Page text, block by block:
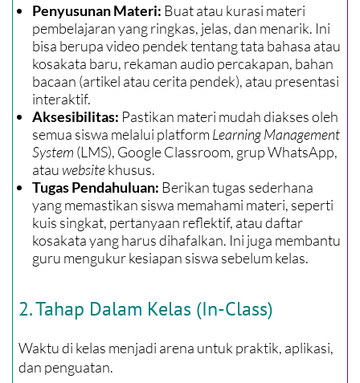
Penyusunan Materi: Buat atau kurasi materi
pembelajaran yang ringkas, jelas, dan menarik. Ini
bisa berupa video pendek tentang tata bahasa atau
kosakata baru, rekaman audio percakapan, bahan
bacaan (artikel atau cerita pendek), atau presentasi
interaktif.
Aksesibilitas: Pastikan materi mudah diakses oleh
semua siswa melalui platformLearning Management
System (LMS), Google Classroom, grup WhatsApp,
atauwebsitekhusus.
Tugas Pendahuluan: Berikan tugas sederhana
yang memastikan siswa memahami materi, seperti
kuis singkat, pertanyaan reflektif, atau daftar
kosakata yang harus dihafalkan. Ini juga membantu
guru mengukur kesiapan siswa sebelum kelas.
2. Tahap Dalam Kelas (In-Class)
Waktu di kelas menjadi arena untuk praktik, aplikasi,
dan penguatan.